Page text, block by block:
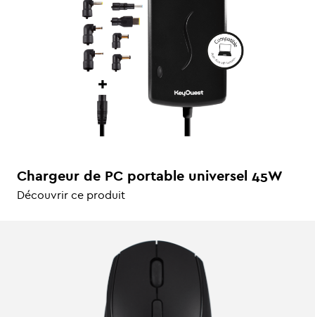
Chargeur de PC portable universel 45W
Découvrir ce produit